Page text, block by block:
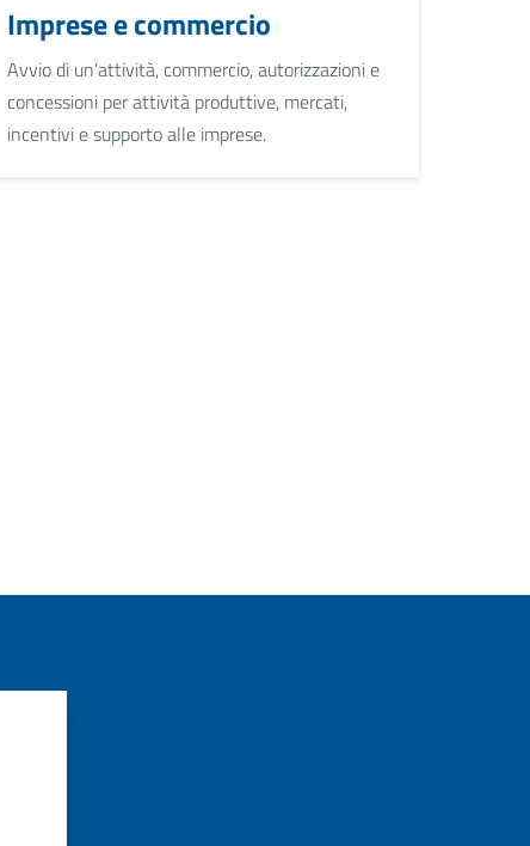
Imprese e commercio
Avvio di un’attività, commercio, autorizzazioni e
concessioni per attività produttive, mercati,
incentivi e supporto alle imprese.